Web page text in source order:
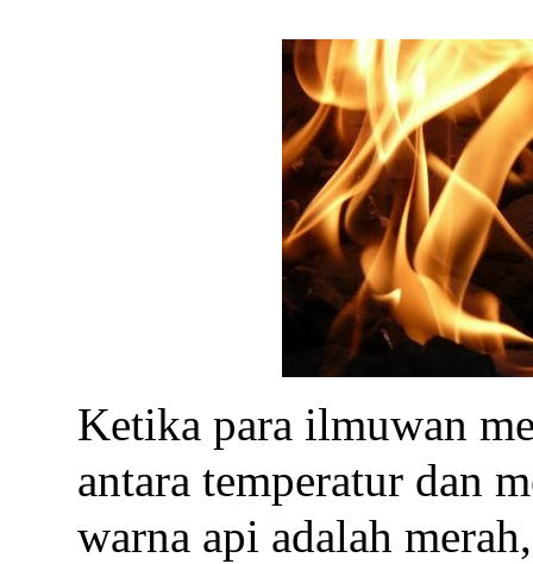
Ketika para ilmuwan
antara temperatur dan
warna api adalah